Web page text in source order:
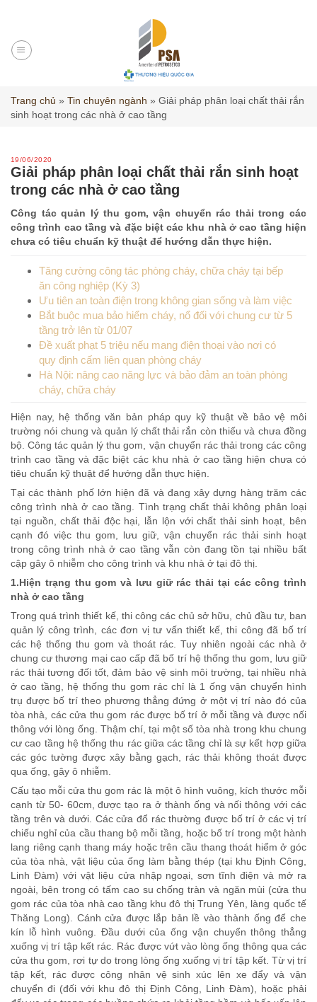
content
Trang chủ » Tin chuyên ngành » Giải pháp phân loại chất thải rắn
sinh hoạt trong các nhà ở cao tầng
19/06/2020
Giải pháp phân loại chất thải rắn sinh hoạt
trong các nhà ở cao tầng
Công tác quản lý thu gom, vận chuyển rác thải trong các
công trình cao tầng và đặc biệt các khu nhà ở cao tầng hiện
chưa có tiêu chuẩn kỹ thuật để hướng dẫn thực hiện.
Tăng cường công tác phòng cháy, chữa cháy tại bếp
ăn công nghiệp (Kỳ 3)
Ưu tiên an toàn điện trong không gian sống và làm việc
Bắt buộc mua bảo hiểm cháy, nổ đối với chung cư từ 5
tầng trở lên từ 01/07
Đề xuất phạt 5 triệu nếu mang điện thoại vào nơi có
quy định cấm liên quan phòng cháy
Hà Nội: nâng cao năng lực và bảo đảm an toàn phòng
cháy, chữa cháy
Hiện nay, hệ thống văn bản pháp quy kỹ thuật về bảo vệ môi
trường nói chung và quản lý chất thải rắn còn thiếu và chưa đồng
bộ. Công tác quản lý thu gom, vận chuyển rác thải trong các công
trình cao tầng và đặc biệt các khu nhà ở cao tầng hiện chưa có
tiêu chuẩn kỹ thuật để hướng dẫn thực hiện.
Tại các thành phố lớn hiện đã và đang xây dựng hàng trăm các
công trình nhà ở cao tầng. Tình trạng chất thải không phân loại
tại nguồn, chất thải độc hại, lẫn lộn với chất thải sinh hoạt, bên
cạnh đó việc thu gom, lưu giữ, vận chuyển rác thải sinh hoạt
trong công trình nhà ở cao tầng vẫn còn đang tồn tại nhiều bất
cập gây ô nhiễm cho công trình và khu nhà ở tại đô thị.
1.Hiện trạng thu gom và lưu giữ rác thải tại các công trình
nhà ở cao tầng
Trong quá trình thiết kế, thi công các chủ sở hữu, chủ đầu tư, ban
quản lý công trình, các đơn vị tư vấn thiết kế, thi công đã bố trí
các hệ thống thu gom và thoát rác. Tuy nhiên ngoài các nhà ở
chung cư thương mại cao cấp đã bố trí hệ thống thu gom, lưu giữ
rác thải tương đối tốt, đảm bảo vệ sinh môi trường, tại nhiều nhà
ở cao tầng, hệ thống thu gom rác chỉ là 1 ống vận chuyển hình
trụ được bố trí theo phương thẳng đứng ở một vị trí nào đó của
tòa nhà, các cửa thu gom rác được bố trí ở mỗi tầng và được nối
thông với lòng ống. Thậm chí, tại một số tòa nhà trong khu chung
cư cao tầng hệ thống thu rác giữa các tầng chỉ là sự kết hợp giữa
các góc tường được xây bằng gạch, rác thải không thoát được
qua ống, gây ô nhiễm.
Cấu tạo mỗi cửa thu gom rác là một ô hình vuông, kích thước mỗi
cạnh từ 50- 60cm, được tạo ra ở thành ống và nối thông với các
tầng trên và dưới. Các cửa đổ rác thường được bố trí ở các vị trí
chiếu nghỉ của cầu thang bộ mỗi tầng, hoặc bố trí trong một hành
lang riêng cạnh thang máy hoặc trên cầu thang thoát hiểm ở góc
của tòa nhà, vật liệu của ống làm bằng thép (tại khu Định Công,
Linh Đàm) với vật liệu cửa nhập ngoại, sơn tĩnh điện và mở ra
ngoài, bên trong có tấm cao su chống tràn và ngăn mùi (cửa thu
gom rác của tòa nhà cao tầng khu đô thị Trung Yên, làng quốc tế
Thăng Long). Cánh cửa được lắp bản lề vào thành ống để che
kín lỗ hình vuông. Đầu dưới của ống vận chuyển thông thẳng
xuống vị trí tập kết rác. Rác được vứt vào lòng ống thông qua các
cửa thu gom, rơi tự do trong lòng ống xuống vị trí tập kết. Từ vị trí
tập kết, rác được công nhân vệ sinh xúc lên xe đẩy và vận
chuyển đi (đối với khu đô thị Định Công, Linh Đàm), hoặc phải